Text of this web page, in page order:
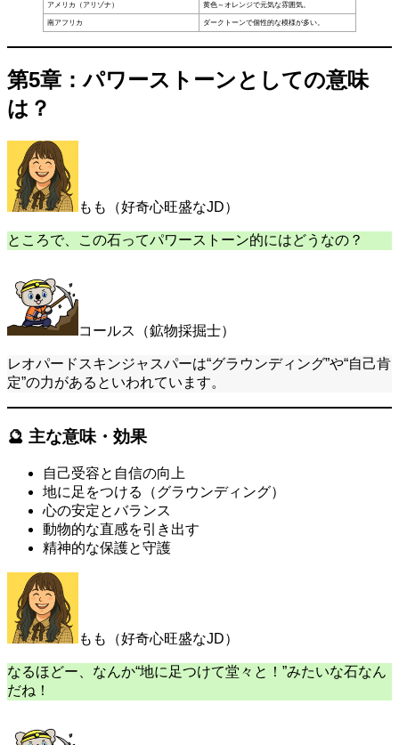
アメリカ（アリゾナ） 黄色～オレンジで元気な雰囲気。
南アフリカ ダークトーンで個性的な模様が多い。
第5章：パワーストーンとしての意味
は？
もも（好奇心旺盛なJD）
ところで、この石ってパワーストーン的にはどうなの？
コールス（鉱物採掘士）
レオパードスキンジャスパーは“グラウンディング”や“自己肯
定”の力があるといわれています。
🔮 主な意味・効果
自己受容と自信の向上
地に足をつける（グラウンディング）
心の安定とバランス
動物的な直感を引き出す
精神的な保護と守護
もも（好奇心旺盛なJD）
なるほどー、なんか“地に足つけて堂々と！”みたいな石なん
だね！